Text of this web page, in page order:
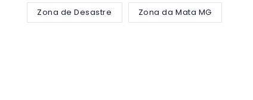
Zona de Desastre Zona da Mata MG